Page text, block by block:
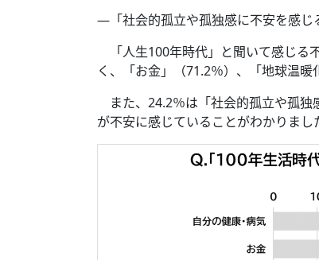
―「社会的孤立や孤独感に不安を感じ
「人生100年時代」と聞いて感じる
く、「お金」（71.2％）、「地球温暖
また、24.2％は「社会的孤立や孤独
が不安に感じていることがわかりまし